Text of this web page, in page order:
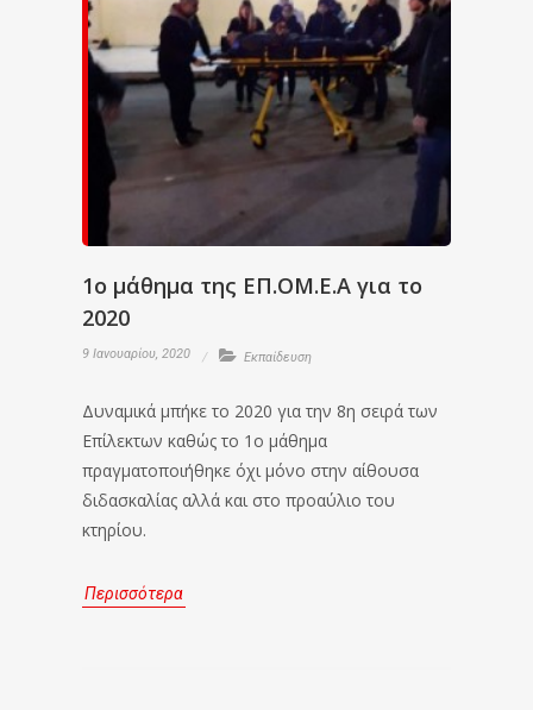
1ο μάθημα της ΕΠ.ΟΜ.Ε.Α για το
2020
9 Ιανουαρίου, 2020 Εκπαίδευση
Δυναμικά μπήκε το 2020 για την 8η σειρά των
Επίλεκτων καθώς το 1ο μάθημα
πραγματοποιήθηκε όχι μόνο στην αίθουσα
διδασκαλίας αλλά και στο προαύλιο του
κτηρίου.
Περισσότερα